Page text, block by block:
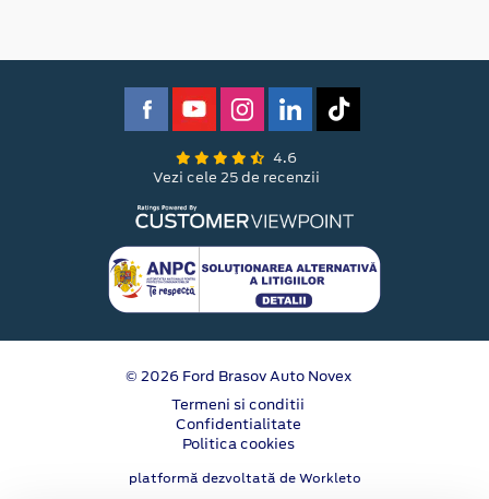
4.6
Vezi cele 25 de recenzii
© 2026 Ford Brasov Auto Novex
Termeni si conditii
Confidentialitate
Politica cookies
platformă dezvoltată de Workleto